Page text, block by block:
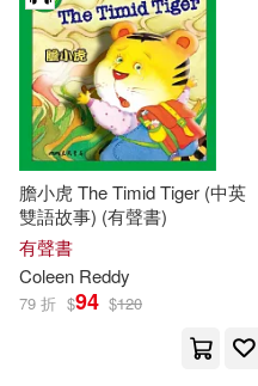
膽小虎 The Timid Tiger (中英
雙語故事) (有聲書)
有聲書
Coleen Reddy
79 折 $94 $120